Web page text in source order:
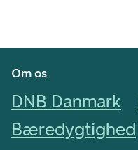
Om os
DNB Danmark
Bæredygtighed